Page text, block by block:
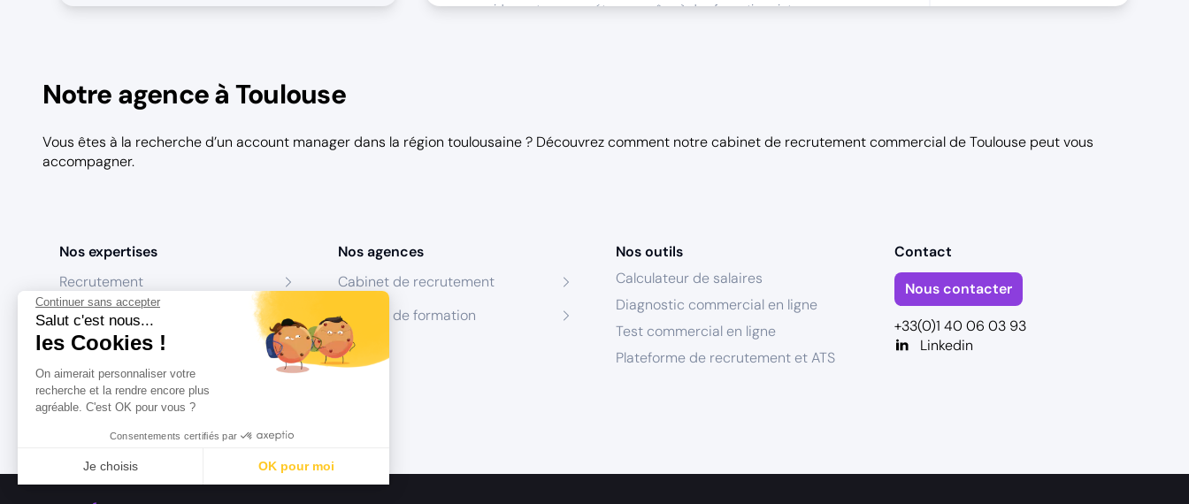
Continuer sans accepter
Salut c'est nous...
les Cookies !
On aimerait personnaliser votre
recherche et la rendre encore plus
agréable. C'est OK pour vous ?
Consentements certifiés par
Je choisis OK pour moi
rapidement en compétences grâce à des formations internes.
Dynamisme, persévérance et sens de l’écoute pour comprendre les
Pourquoi nous rejoindre ?
Rejoindre notre équipe, c’est intégrer une entreprise en forte croissance dans un secteur
porteur, où la performance est reconnue et valorisée.
Notre agence à Toulouse
Vous êtes à la recherche d’un account manager dans la région toulousaine ? Découvrez comment notrecabinet de recrutement commercial de Toulouse peut vous
accompagner.
Nos expertises
Recrutement
Formation
Coaching
Conseil
Nos agences
Cabinet de recrutement
Centres de formation
Nos outils
Calculateur de salaires
Diagnostic commercial en ligne
Test commercial en ligne
Plateforme de recrutement et ATS
Contact
Nous contacter
+33(0)1 40 06 03 93
Linkedin